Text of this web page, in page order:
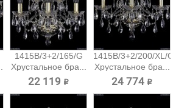
1415B/3+2/165/G
Хрустальное бра...
22 119 ₽
1415B/3+2/200/XL/G
Хрустальное бра...
24 774 ₽